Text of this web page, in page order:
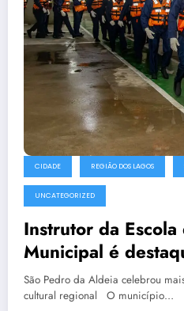
CIDADE REGIÃO DOS LAGOS
UNCATEGORIZED
Instrutor da
Municipal é
Regional de
2025
São Pedro da Aldeia celebrou
cultural regional O município…